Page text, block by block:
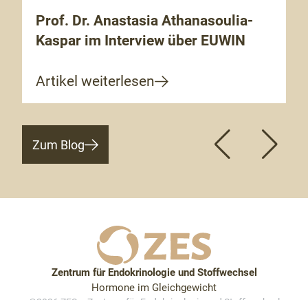
Prof. Dr. Anastasia Athanasoulia-
Kaspar im Interview über EUWIN
Artikel weiterlesen
Zum Blog
Zentrum für Endokrinologie und Stoffwechsel
Hormone im Gleichgewicht